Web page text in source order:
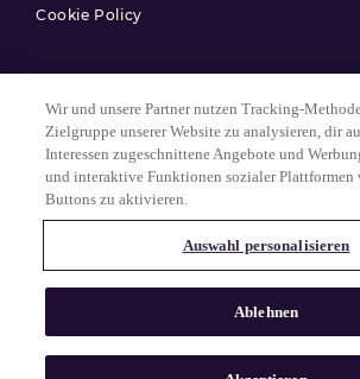
Cookie Policy
© 2025 Match Group.
Nutzungsbedingungen
Datenschutzerklärung
Alle Rechte vorbehalten. MATCH GROUP, das
Faden mit blauem Farbverlauf sind Marken der
Americas, LLC. Alle anderen Marken sind
Wir und unsere Partner nutzen Tracking-
Zielgruppe unserer Website zu analysieren, dir
Interessen zugeschnittene Angebote und
und interaktive Funktionen sozialer Plattformen
Buttons zu aktivieren.
Auswahl personalisieren
Ablehnen